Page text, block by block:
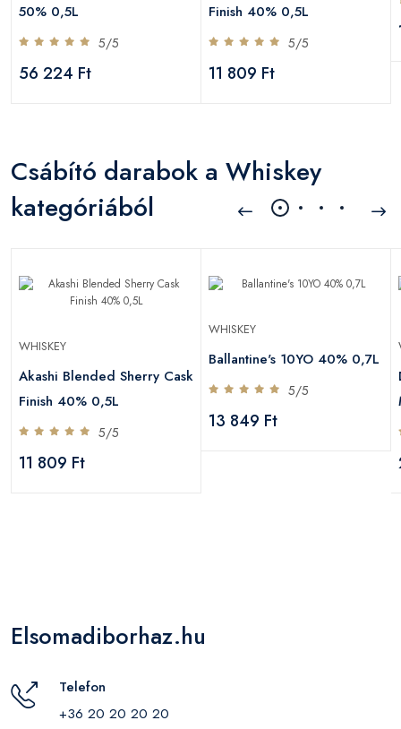
50% 0,5L
5/5
56 224 Ft
Finish 40% 0,5L
5/5
11 809 Ft
Csábító darabok a Whiskey
kategóriából
WHISKEY
Akashi Blended Sherry Cask
Finish 40% 0,5L
5/5
11 809 Ft
WHISKEY
Ballantine's 10YO 40% 0,7L
5/5
13 849 Ft
Elsomadiborhaz.hu
Telefon
+36 20 20 20 20